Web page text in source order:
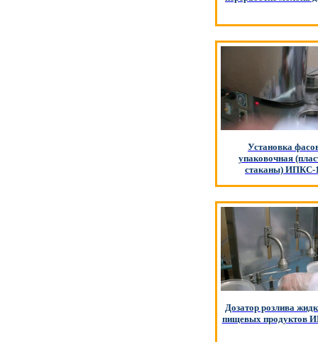
Установка
упаковочная
стаканы) ИПКС-
Дозатор розлива
пищевых продуктов